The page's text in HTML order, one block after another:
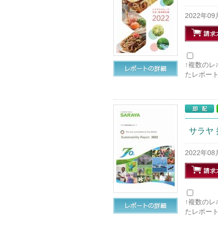
2022年09
↑複数の
たレポー
サラヤ
2022年08
↑複数の
たレポー